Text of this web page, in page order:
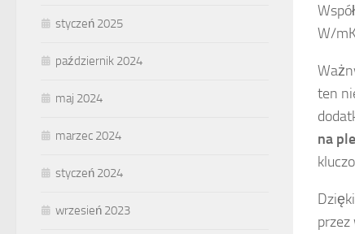
W/
ten
na
styczeń 2025
październik 2024
maj 2024
marzec 2024
styczeń 2024
wrzesień 2023